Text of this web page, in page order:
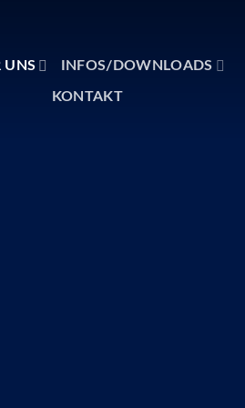
UNS INFOS/DOWNLOADS
KONTAKT